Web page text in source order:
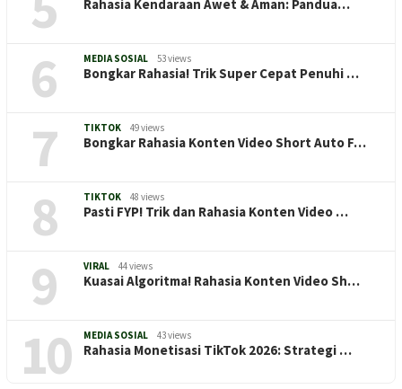
Rahasia Kendaraan Awet & Aman: Pandua…
6 MEDIA SOSIAL 53 views
Bongkar Rahasia! Trik Super Cepat Penuhi …
7 TIKTOK 49 views
Bongkar Rahasia Konten Video Short Auto F…
8 TIKTOK 48 views
Pasti FYP! Trik dan Rahasia Konten Video …
9 VIRAL 44 views
Kuasai Algoritma! Rahasia Konten Video Sh…
10 MEDIA SOSIAL 43 views
Rahasia Monetisasi TikTok 2026: Strategi …